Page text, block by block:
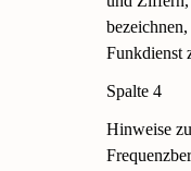
Funkdienst
Spalte 4
Hinweise